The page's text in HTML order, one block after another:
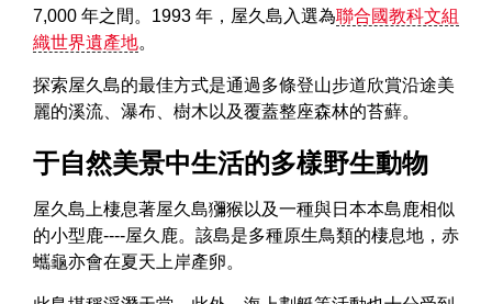
7,000 年之間。1993 年，屋久島入選為聯合國教科文組
織世界遺產地。
探索屋久島的最佳方式是通過多條登山步道欣賞沿途美
麗的溪流、瀑布、樹木以及覆蓋整座森林的苔蘚。
于自然美景中生活的多樣野生動物
屋久島上棲息著屋久島獼猴以及一種與日本本島鹿相似
的小型鹿----屋久鹿。該島是多種原生鳥類的棲息地，赤
蠵龜亦會在夏天上岸產卵。